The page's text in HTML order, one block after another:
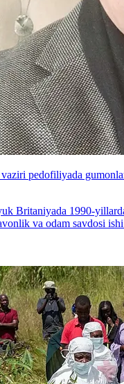
pedofiliyada
Britaniyada 1990-
va odam savdosi